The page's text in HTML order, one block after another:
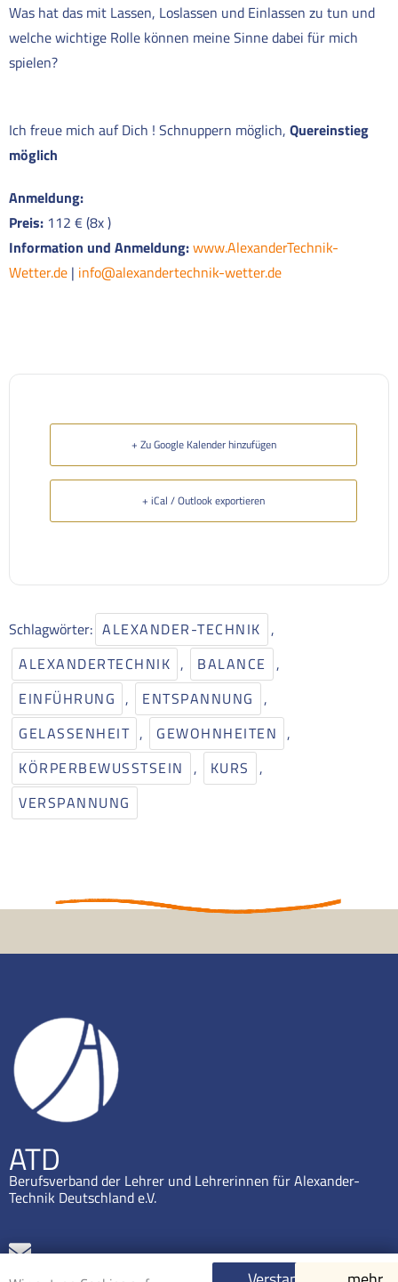
Was hat das mit Lassen, Loslassen und Einlassen zu tun und
welche wichtige Rolle können meine Sinne dabei für mich
spielen?
Ich freue mich auf Dich ! Schnuppern möglich, Quereinstieg
möglich
Anmeldung:
Preis: 112 € (8x )
Information und Anmeldung:www.AlexanderTechnik-
Wetter.de | info@alexandertechnik-wetter.de
+ Zu Google Kalender hinzufügen
+ iCal / Outlook exportieren
Schlagwörter: ALEXANDER-TECHNIK ,
ALEXANDERTECHNIK , BALANCE ,
EINFÜHRUNG , ENTSPANNUNG ,
GELASSENHEIT , GEWOHNHEITEN ,
KÖRPERBEWUSSTSEIN , KURS ,
VERSPANNUNG
ATD
Berufsverband der Lehrer und Lehrerinnen für Alexander-
Technik Deutschland e.V.
mail(at)alexander-technik-deutschland.org